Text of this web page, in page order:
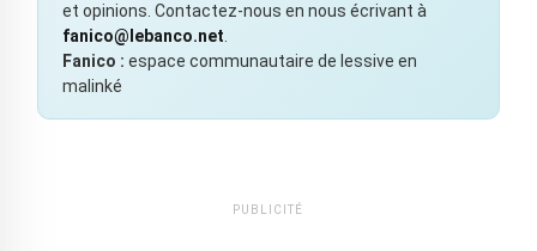
et opinions. Contactez-nous en nous écrivant à
fanico@lebanco.net.
Fanico : espace communautaire de lessive en
malinké
PUBLICITÉ